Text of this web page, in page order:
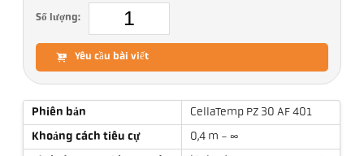
Số lượng:
Yêu cầu bài viết
Phiên bản
CellaTemp PZ 30 AF 401
Khoảng cách tiêu cự
0,4 m - ∞